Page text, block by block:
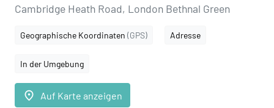
Cambridge Heath Road, London Bethnal Green
Geographische Koordinaten (GPS) Adresse
In der Umgebung
place Auf Karte anzeigen